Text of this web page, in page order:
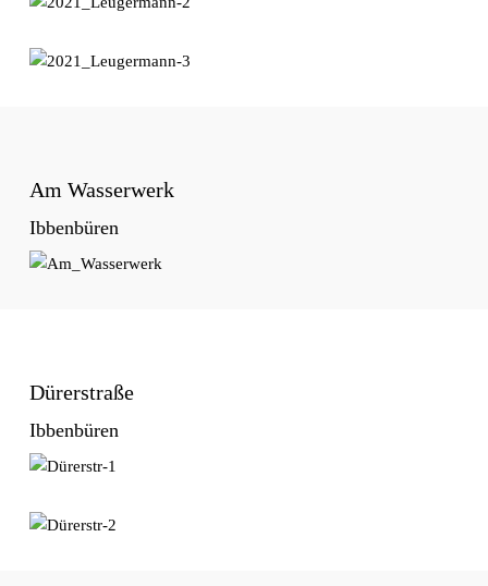
Am Wasserwerk
Ibbenbüren
Dürerstraße
Ibbenbüren